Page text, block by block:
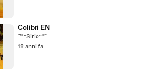
Colibri EN
¨'*~Sirio~*'¨
18 anni fa